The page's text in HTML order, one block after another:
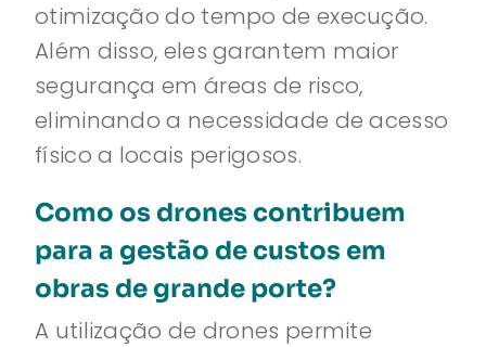
otimização do tempo de execução.
Além disso, eles garantem maior
segurança em áreas de risco,
eliminando a necessidade de acesso
físico a locais perigosos.
Como os drones contribuem
para a gestão de custos em
obras de grande porte?
A utilização de drones permite